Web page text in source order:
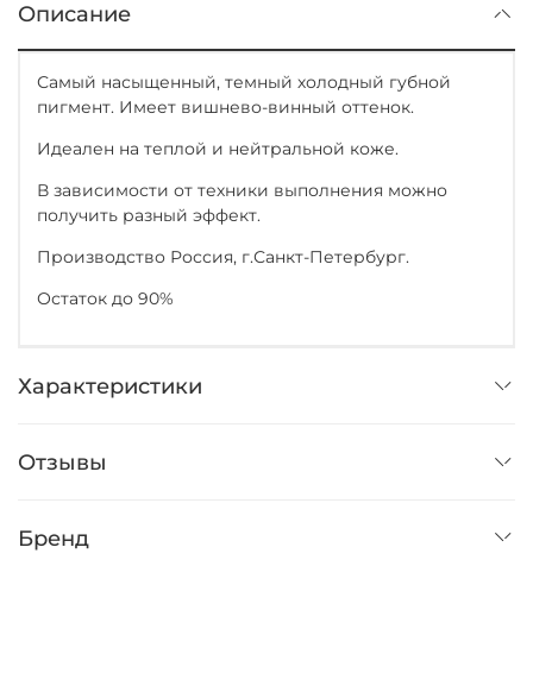
Описание
Самый насыщенный, темный холодный губной
пигмент. Имеет вишнево-винный оттенок.
Идеален на теплой и нейтральной коже.
В зависимости от техники выполнения можно
получить разный эффект.
Производство Россия, г.Санкт-Петербург.
Остаток до 90%
Характеристики
Отзывы
Бренд